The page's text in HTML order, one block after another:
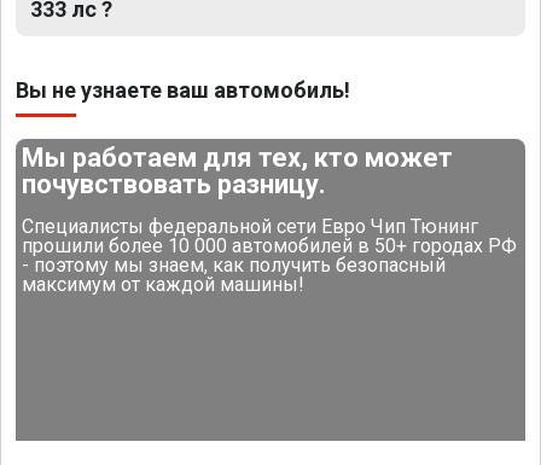
333 лс ?
Вы не узнаете ваш автомобиль!
Мы работаем для тех, кто может
почувствовать разницу.
Специалисты федеральной сети Евро Чип Тюнинг
прошили более 10 000 автомобилей в 50+ городах РФ
- поэтому мы знаем, как получить безопасный
максимум от каждой машины!